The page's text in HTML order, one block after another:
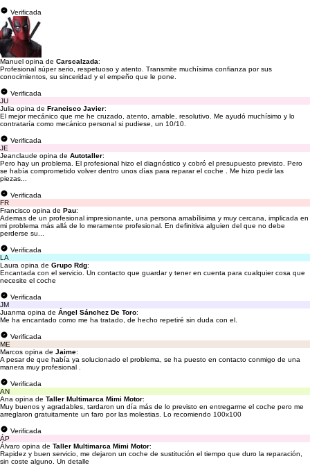
Verificada
Manuel opina de Carscalzada:
Profesional súper serio, respetuoso y atento. Transmite muchísima confianza por sus
conocimientos, su sinceridad y el empeño que le pone.
Verificada
JU
Julia opina de Francisco Javier:
El mejor mecánico que me he cruzado, atento, amable, resolutivo. Me ayudó muchísimo y lo
contrataría como mecánico personal si pudiese, un 10/10.
Verificada
JE
Jeanclaude opina de Autotaller:
Pero hay un problema. El profesional hizo el diagnóstico y cobró el presupuesto previsto. Pero
se había comprometido volver dentro unos días para reparar el coche . Me hizo pedir las
piezas...
Verificada
FR
Francisco opina de Pau:
Ademas de un profesional impresionante, una persona amabílisima y muy cercana, implicada en
mi problema más allá de lo meramente profesional. En definitiva alguien del que no debe
perderse su...
Verificada
LA
Laura opina de Grupo Rdg:
Encantada con el servicio. Un contacto que guardar y tener en cuenta para cualquier cosa que
necesite el coche
Verificada
JM
Juanma opina de Ángel Sánchez De Toro:
Me ha encantado como me ha tratado, de hecho repetiré sin duda con el.
Verificada
ME
Marcos opina de Jaime:
A pesar de que había ya solucionado el problema, se ha puesto en contacto conmigo de una
manera muy profesional .
Verificada
AN
Ana opina de Taller Multimarca Mimi Motor:
Muy buenos y agradables, tardaron un día más de lo previsto en entregarme el coche pero me
arreglaron gratuitamente un faro por las molestias. Lo recomiendo 100x100
Verificada
ÁP
Álvaro opina de Taller Multimarca Mimi Motor:
Rapidez y buen servicio, me dejaron un coche de sustitución el tiempo que duro la reparación,
sin coste alguno. Un detalle